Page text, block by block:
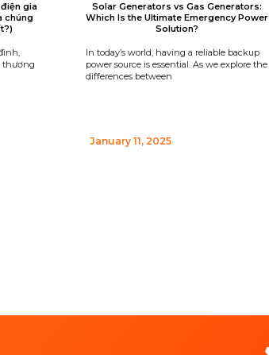
gia
chúng
thương
Solar Generators vs Gas Generators:
Which Is the Ultimate Emergency Power
Solution?
In today’s world, having a reliable backup
power source is essential. As we explore the
differences between
January 11, 2025